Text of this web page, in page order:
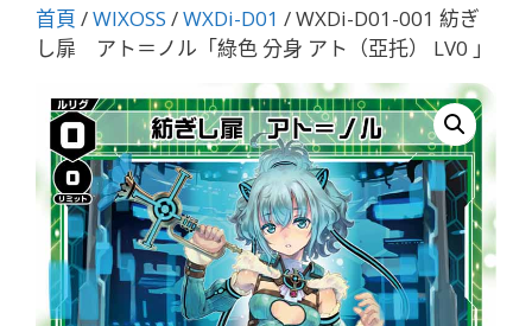
首頁 /WIXOSS /WXDi-D01 / WXDi-D01-001 紡ぎ
し扉 アト＝ノル「綠色 分身 アト（亞托） LV0 」